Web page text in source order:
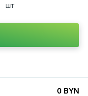
шт
0 BYN